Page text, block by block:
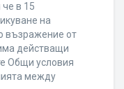
че в 15
на
възражение от
действащи
Общи условия
между